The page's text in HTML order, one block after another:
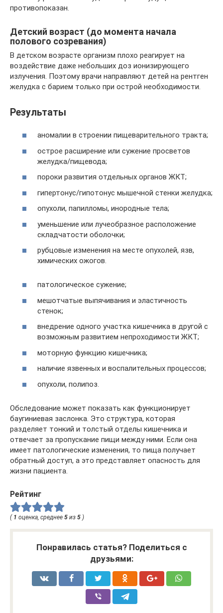
противопоказан.
Детский возраст (до момента начала
полового созревания)
В детском возрасте организм плохо реагирует на
воздействие даже небольших доз ионизирующего
излучения. Поэтому врачи направляют детей на рентген
желудка с барием только при острой необходимости.
Результаты
аномалии в строении пищеварительного тракта;
острое расширение или сужение просветов
желудка/пищевода;
пороки развития отдельных органов ЖКТ;
гипертонус/гипотонус мышечной стенки желудка;
опухоли, папилломы, инородные тела;
уменьшение или лучеобразное расположение
складчатости оболочки;
рубцовые изменения на месте опухолей, язв,
химических ожогов.
патологическое сужение;
мешотчатые выпячивания и эластичность
стенок;
внедрение одного участка кишечника в другой с
возможным развитием непроходимости ЖКТ;
моторную функцию кишечника;
наличие язвенных и воспалительных процессов;
опухоли, полипоз.
Обследование может показать как функционирует
баугиниевая заслонка. Это структура, которая
разделяет тонкий и толстый отделы кишечника и
отвечает за пропускание пищи между ними. Если она
имеет патологические изменения, то пища получает
обратный доступ, а это представляет опасность для
жизни пациента.
Рейтинг
( 1 оценка, среднее 5 из 5 )
Понравилась статья? Поделиться с
друзьями: